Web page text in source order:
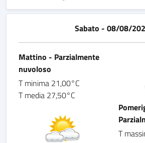
Sabato - 08/08/
Mattino - Parzialmente
nuvoloso
T minima 21,00°C
T media 27,50°C
T